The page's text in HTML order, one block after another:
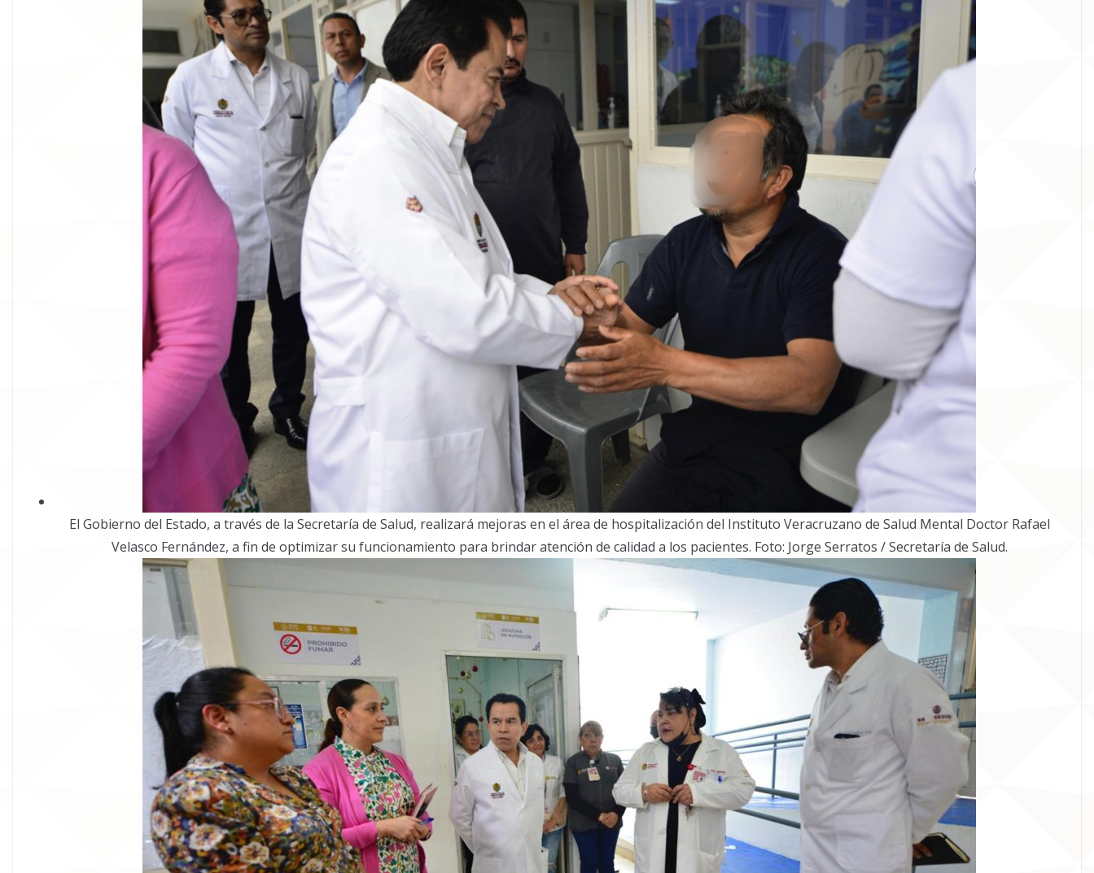
El Gobierno del Estado, a través de la Secretaría de Salud, realizará mejoras en el área de hospitalización del Instituto Veracruzano de Salud Mental Doctor Rafael
Velasco Fernández, a fin de optimizar su funcionamiento para brindar atención de calidad a los pacientes. Foto: Jorge Serratos / Secretaría de Salud.